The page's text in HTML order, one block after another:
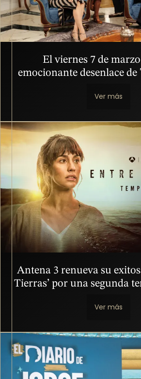
El viernes 7 de
emocionante desenlace
Ver más
Imagen
Antena 3 renueva su
Tierras’ por una segunda
Ver más
Imagen